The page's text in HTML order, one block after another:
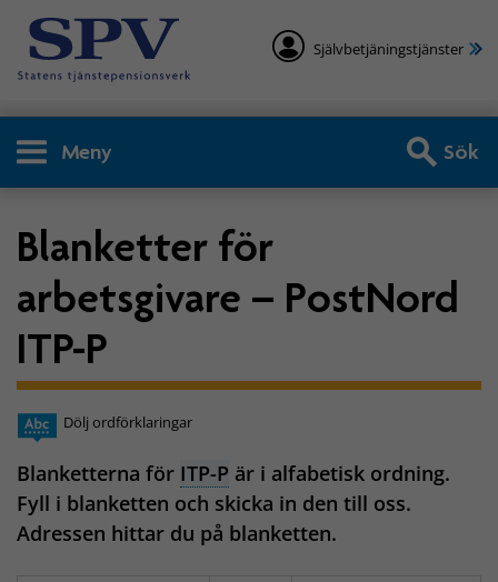
Självbetjäningstjänster
Meny Sök
Blanketter för
arbetsgivare – PostNord
ITP-P
Dölj ordförklaringar
Blanketterna för ITP-P är i alfabetisk ordning.
Fyll i blanketten och skicka in den till oss.
Adressen hittar du på blanketten.